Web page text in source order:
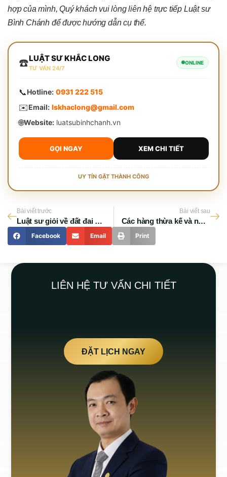
hợp của mình, Quý khách vui lòng liên hệ trực tiếp Luật sư
Bình Chánh để được hướng dẫn cụ thể.
☎️LUẬT SƯ KHẮC LONG
TƯ VẤN 24/7
ONLINE
📞Hotline: 0931 222 515
✉️Email: lskhaclong@gmail.com
🌐Website:luatsubinhchanh.vn
GỌI NGAY XEM CHI TIẾT
UY TÍN GẶT THÀNH CÔNG
Bài viết trước
Luật sư giỏi về đất đai ở hà nội: Tiêu chí lựa chọn và những lưu ý quan trọng
Bài viết sau
Các hàng thừa kế và những quy định quan trọng bạn cần biết
Facebook Email Print
LIÊN HỆ TƯ VẤN CHI TIẾT
ĐẶT LỊCH NGAY